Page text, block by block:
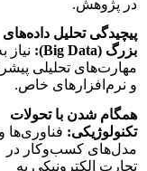
در پژوهش.
پیچیدگی تحلیل داده‌های
بزرگ (Big Data):
نیاز
مهارت‌های تحلیلی
و نرم‌افزارهای خاص.
همگام شدن با تحولات
تکنولوژیکی: فناوری‌ها و
مدل‌های کسب‌وکار در
تجارت الکترونیکی به